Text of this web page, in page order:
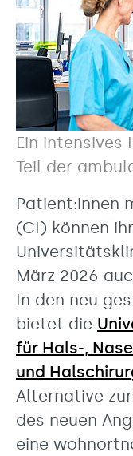
Ein intensives
Teil der
Patient:innen
(CI) können
März 2026
In den neu
bietet die
für Hals-,
und
Alternative
des neuen
eine